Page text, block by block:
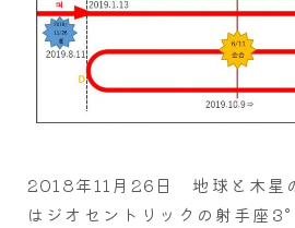
2018年11月26日 地球と木星
はジオセントリックの射手座3°